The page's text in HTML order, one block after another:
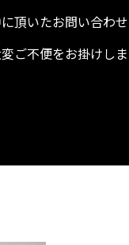
頂いたお問い合わ
ご不便をお掛けし